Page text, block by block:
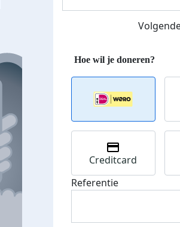
Creditcard
Referentie